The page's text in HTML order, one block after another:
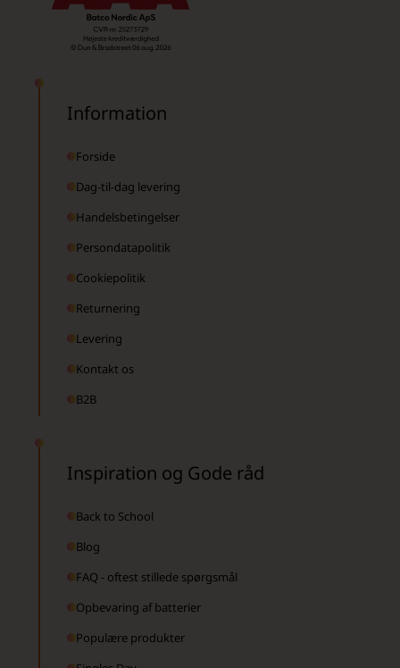
Information
Forside
Dag-til-dag levering
Handelsbetingelser
Persondatapolitik
Cookiepolitik
Returnering
Levering
Kontakt os
B2B
Inspiration og Gode råd
Back to School
Blog
FAQ - oftest stillede spørgsmål
Opbevaring af batterier
Populære produkter